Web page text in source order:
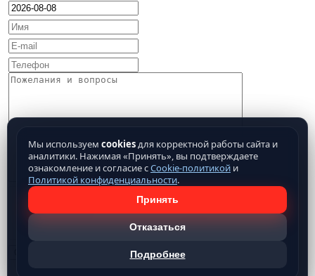
Мы используем cookiesдля корректной работы сайта и
аналитики. Нажимая «Принять», вы подтверждаете
ознакомление и согласие сCookie-политикой и
Политикой конфиденциальности.
Принять
Отказаться
Подробнее